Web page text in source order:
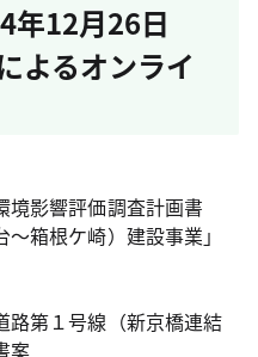
12月26日
よるオンライ
境影響評価調査計画書
箱根ケ崎）建設事業」
路第１号線（新京橋連結
案